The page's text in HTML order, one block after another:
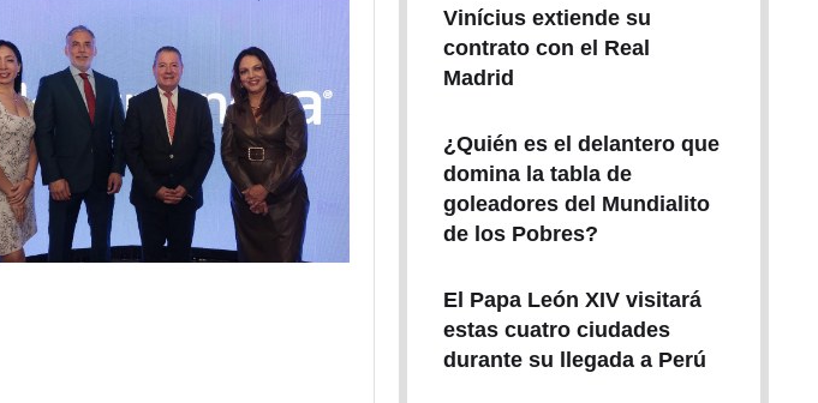
Vinícius extiende su
contrato con el Real
Madrid
¿Quién es el delantero que
domina la tabla de
goleadores del Mundialito
de los Pobres?
El Papa León XIV visitará
estas cuatro ciudades
durante su llegada a Perú